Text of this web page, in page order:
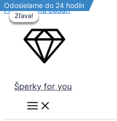
Preskočiť na obsah
Šperky for you
Zľava!
Odosielame do 24 hodín
Zľava!
Odosielame do 24 hodín
Zľava!
Odosielame do 24 hodín
Zľava!